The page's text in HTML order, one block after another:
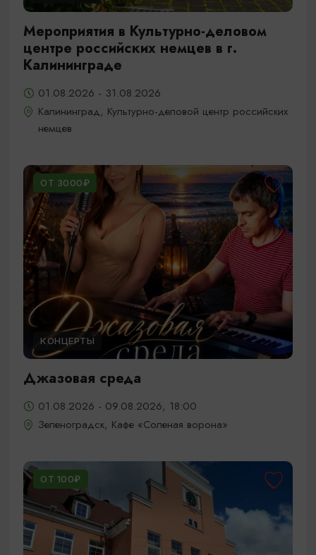
Мероприятия в Культурно-деловом
центре российских немцев в г.
Калининграде
01.08.2026 - 31.08.2026
Калининград, Культурно-деловой центр российских
немцев
ОТ 3000₽
КОНЦЕРТЫ
Джазовая среда
01.08.2026 - 09.08.2026, 18:00
Зеленоградск, Кафе «Соленая ворона»
ОТ 100₽